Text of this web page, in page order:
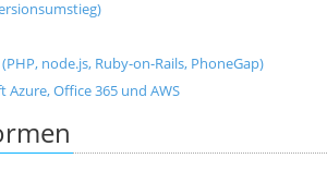
node.js, Ruby-on-Rails, PhoneGap)
Office 365 und AWS